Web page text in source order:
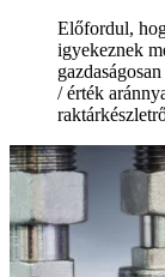
Előfordul,
igyekeznek
/ érték